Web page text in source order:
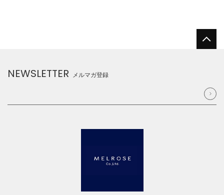
NEWSLETTER メルマガ登録